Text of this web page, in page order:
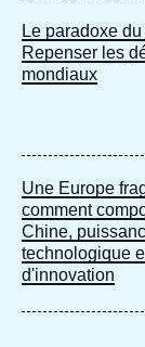
Le paradoxe
Repenser les
mondiaux
Une Europe
comment
Chine,
technologique
d'innovation